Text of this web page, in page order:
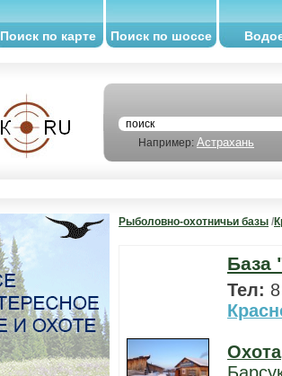
Поиск по карте Поиск по шоссе
Например: Астрахань
Рыболовно-охотничьи базы /
База
Тел:
Охота